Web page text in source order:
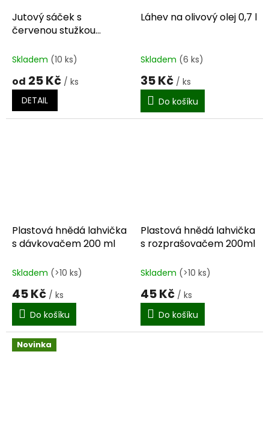
Jutový sáček s
červenou stužkou
Skladem (10 ks)
od 25 Kč / ks
DETAIL
Láhev na olivový olej 0,7 l
Skladem (6 ks)
35 Kč / ks
Do košíku
Plastová hnědá lahvička
s dávkovačem 200 ml
Skladem (>10 ks)
45 Kč / ks
Do košíku
Plastová hnědá lahvička
s rozprašovačem 200ml
Skladem (>10 ks)
45 Kč / ks
Do košíku
Novinka